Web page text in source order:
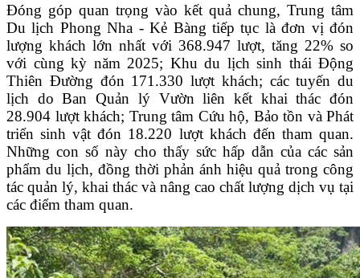
Đóng góp quan trọng vào kết quả chung, Trung tâm
Du lịch Phong Nha - Kẻ Bàng tiếp tục là đơn vị đón
lượng khách lớn nhất với 368.947 lượt, tăng 22% so
với cùng kỳ năm 2025; Khu du lịch sinh thái Động
Thiên Đường đón 171.330 lượt khách; các tuyến du
lịch do Ban Quản lý Vườn liên kết khai thác đón
28.904 lượt khách; Trung tâm Cứu hộ, Bảo tồn và Phát
triển sinh vật đón 18.220 lượt khách đến tham quan.
Những con số này cho thấy sức hấp dẫn của các sản
phẩm du lịch, đồng thời phản ánh hiệu quả trong công
tác quản lý, khai thác và nâng cao chất lượng dịch vụ tại
các điểm tham quan.